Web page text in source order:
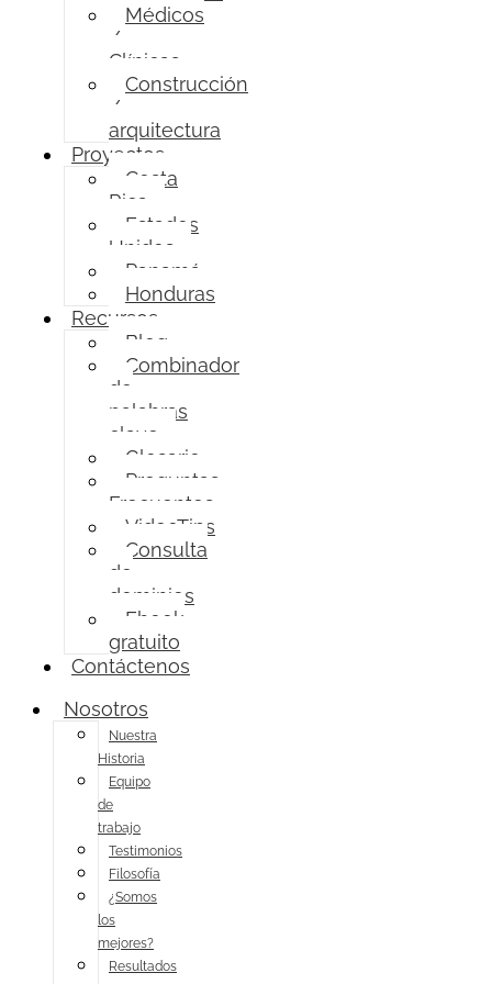
Médicos
/
Clínicas
Construcción
/
arquitectura
Proyectos
Costa
Rica
Estados
Unidos
Panamá
Honduras
Recursos
Blog
Combinador
de
palabras
clave
Glosario
Preguntas
Frecuentes
VideoTips
Consulta
de
dominios
Ebook
gratuito
Contáctenos
Nosotros
Nuestra
Historia
Equipo
de
trabajo
Testimonios
Filosofía
¿Somos
los
mejores?
Resultados